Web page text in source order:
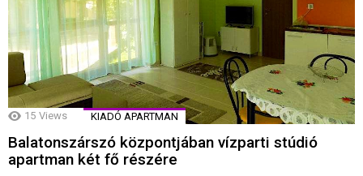
15 Views KIADÓ APARTMAN
Balatonszárszó központjában vízparti stúdió
apartman két fő részére